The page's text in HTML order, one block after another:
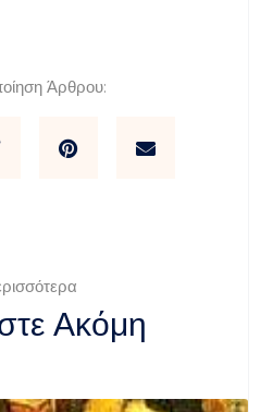
Άρθρου:
Ακόμη